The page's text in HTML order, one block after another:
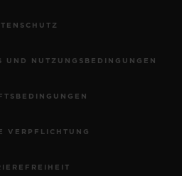
UND NUTZUNGSBEDINGUNGEN
VERPFLICHTUNG